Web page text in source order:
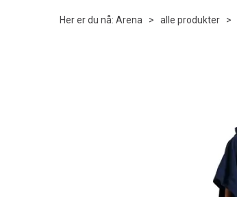
Her er du nå: Arena > alle produkter >